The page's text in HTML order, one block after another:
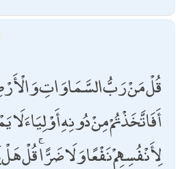
قُلْ مَنْ رَبُّ السَّمَاوَاتِ
أَفَاتَّخَذْتُمْ مِنْ دُونِهِ أَوْلِيَاءَ
لِأَنْفُسِهِمْ نَفْعًا وَلَا ضَرًّا ۚ قُلْ